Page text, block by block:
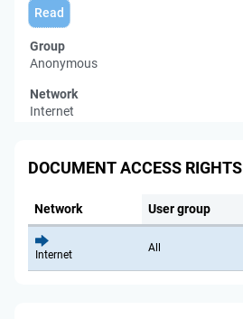
Read
Group
Anonymous
Network
Internet
DOCUMENT ACCESS RIGHTS
Network User group
Internet
All